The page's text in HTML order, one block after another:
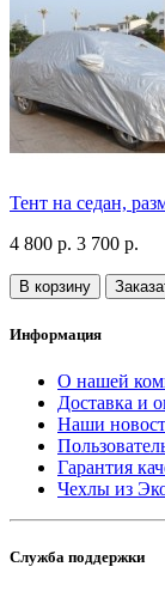
Тент на седан,
4 800 р. 3 700 р.
В корзину
Информация
О нашей
Доставка и
Наши
Гарантия
Чехлы из
Служба поддержки